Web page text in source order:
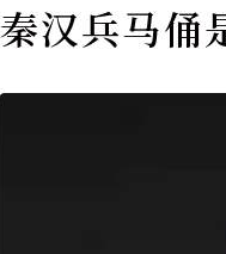
秦汉兵马俑